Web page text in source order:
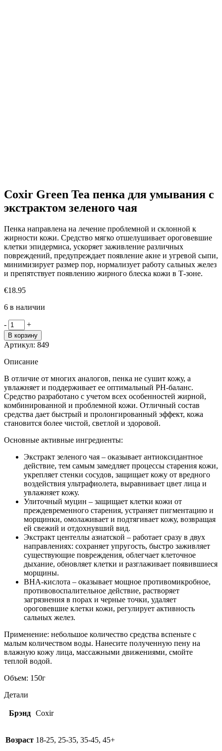
Coxir Green Tea пенка для умывания с
экстрактом зеленого чая
Пенка направлена на лечение проблемной и склонной к
жирности кожи. Средство мягко отшелушивает ороговевшие
клетки эпидермиса, ускоряет заживление различных
повреждений, предупреждает появление акне и угревой сыпи,
минимизирует размер пор, нормализует работу сальных желез
и препятствует появлению жирного блеска кожи в Т-зоне.
€18.95
6 в наличии
- Количество
товара
Coxir
Green
Tea
для
умывания
с
экстрактом
зеленого
чая
+
В корзину
Артикул: 849
Описание
В отличие от многих аналогов, пенка не сушит кожу, а
увлажняет и поддерживает ее оптимальный РН-баланс.
Средство разработано с учетом всех особенностей жирной,
комбинированной и проблемной кожи. Отличный состав
средства дает быстрый и пролонгированный эффект, кожа
становится более чистой, светлой и здоровой.
Основные активные ингредиенты:
Экстракт зеленого чая – оказывает антиоксидантное
действие, тем самым замедляет процессы старения кожи,
укрепляет стенки сосудов, защищает кожу от вредного
воздействия ультрафиолета, выравнивает цвет лица и
увлажняет кожу.
Улиточный муцин – защищает клетки кожи от
преждевременного старения, устраняет пигментацию и
морщинки, омолаживает и подтягивает кожу, возвращая
ей свежий и отдохнувший вид.
Экстракт центеллы азиатской – работает сразу в двух
направлениях: сохраняет упругость, быстро заживляет
существующие повреждения, облегчает клеточное
дыхание, обновляет клетки и разглаживает появившиеся
морщины.
BHA-кислота – оказывает мощное противомикробное,
противовоспалительное действие, растворяет
загрязнения в порах и черные точки, удаляет
ороговевшие клетки кожи, регулирует активность
сальных желез.
Применение: небольшое количество средства вспеньте с
малым количеством воды. Нанесите полученную пену на
влажную кожу лица, массажными движениями, смойте
теплой водой.
Объем: 150г
Детали
Брэнд Coxir
Возраст 18-25, 25-35, 35-45, 45+